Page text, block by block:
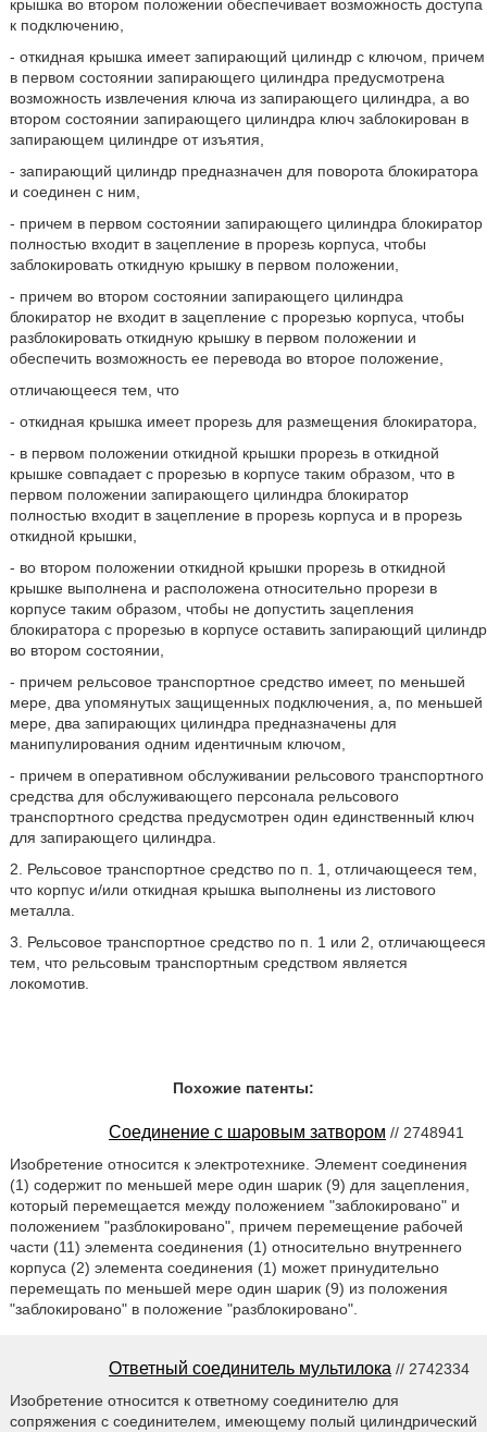
крышка во втором положении обеспечивает возможность доступа
к подключению,
- откидная крышка имеет запирающий цилиндр с ключом, причем
в первом состоянии запирающего цилиндра предусмотрена
возможность извлечения ключа из запирающего цилиндра, а во
втором состоянии запирающего цилиндра ключ заблокирован в
запирающем цилиндре от изъятия,
- запирающий цилиндр предназначен для поворота блокиратора
и соединен с ним,
- причем в первом состоянии запирающего цилиндра блокиратор
полностью входит в зацепление в прорезь корпуса, чтобы
заблокировать откидную крышку в первом положении,
- причем во втором состоянии запирающего цилиндра
блокиратор не входит в зацепление с прорезью корпуса, чтобы
разблокировать откидную крышку в первом положении и
обеспечить возможность ее перевода во второе положение,
отличающееся тем, что
- откидная крышка имеет прорезь для размещения блокиратора,
- в первом положении откидной крышки прорезь в откидной
крышке совпадает с прорезью в корпусе таким образом, что в
первом положении запирающего цилиндра блокиратор
полностью входит в зацепление в прорезь корпуса и в прорезь
откидной крышки,
- во втором положении откидной крышки прорезь в откидной
крышке выполнена и расположена относительно прорези в
корпусе таким образом, чтобы не допустить зацепления
блокиратора с прорезью в корпусе оставить запирающий цилиндр
во втором состоянии,
- причем рельсовое транспортное средство имеет, по меньшей
мере, два упомянутых защищенных подключения, а, по меньшей
мере, два запирающих цилиндра предназначены для
манипулирования одним идентичным ключом,
- причем в оперативном обслуживании рельсового транспортного
средства для обслуживающего персонала рельсового
транспортного средства предусмотрен один единственный ключ
для запирающего цилиндра.
2. Рельсовое транспортное средство по п. 1, отличающееся тем,
что корпус и/или откидная крышка выполнены из листового
металла.
3. Рельсовое транспортное средство по п. 1 или 2, отличающееся
тем, что рельсовым транспортным средством является
локомотив.
Похожие патенты:
Соединение с шаровым затвором // 2748941
Изобретение относится к электротехнике. Элемент соединения
(1) содержит по меньшей мере один шарик (9) для зацепления,
который перемещается между положением "заблокировано" и
положением "разблокировано", причем перемещение рабочей
части (11) элемента соединения (1) относительно внутреннего
корпуса (2) элемента соединения (1) может принудительно
перемещать по меньшей мере один шарик (9) из положения
"заблокировано" в положение "разблокировано".
Ответный соединитель мультилока // 2742334
Изобретение относится к ответному соединителю для
сопряжения с соединителем, имеющему полый цилиндрический